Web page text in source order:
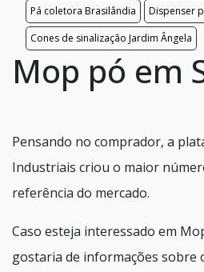
Pá coletora Brasilândia
Dispenser
Cones de sinalização Jardim Ângela
Mop pó em
Pensando no comprador, a
Industriais criou o maior
referência do mercado.
Caso esteja interessado em
gostaria de informações sobre